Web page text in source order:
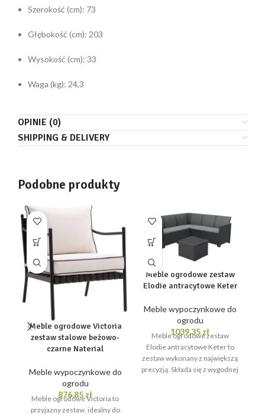
Szerokość (cm): 73
Głębokość (cm): 203
Wysokość (cm): 33
Waga (kg): 24,3
OPINIE (0)
SHIPPING & DELIVERY
Podobne produkty
Meble ogrodowe Victoria
zestaw stalowe beżowo-
czarne Naterial
Meble wypoczynkowe do
ogrodu
876,85 zł
Meble ogrodowe Victoria to
przyjazny zestaw, idealny do
Meble ogrodowe zestaw
Elodie antracytowe Keter
Meble wypoczynkowe do
ogrodu
1039,35 zł
Meble ogrodowe zestaw
Elodie antracytowe Keter to
zestaw wykonany z największą
precyzją. Składa się z wygodnej